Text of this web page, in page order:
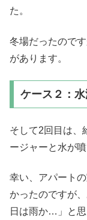
た。
冬場だったので
があります。
ケース２：
そして2回目は、
ージャーと水が
幸い、アパート
かったのですが
日は雨か…」と